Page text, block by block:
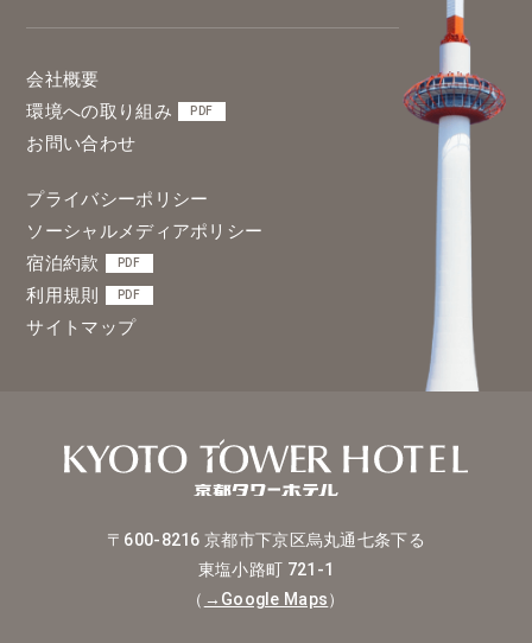
会社概要
環境への取り組み
PDF
お問い合わせ
プライバシーポリシー
ソーシャルメディアポリシー
宿泊約款
PDF
利用規則 PDF
サイトマップ
〒600-8216 京都市下京区烏丸通七条下る
東塩小路町 721-1
（ →Google Maps）